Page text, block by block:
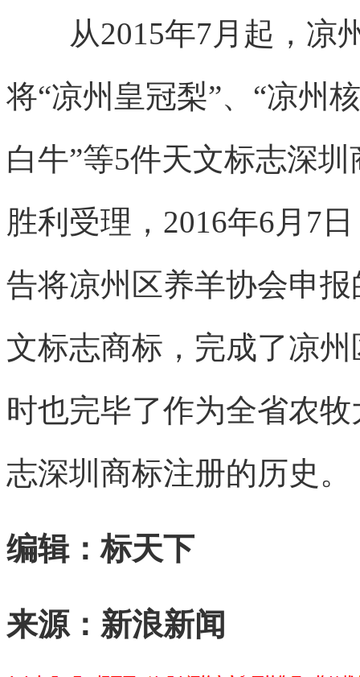
从2015年7月起，凉
将“凉州皇冠梨”、“凉州
白牛”等5件天文标志深
胜利受理，2016年6月7
告将凉州区养羊协会申
文标志商标，完成了凉
时也完毕了作为全省农
志深圳商标注册的历史。
编辑：标天下
来源：新浪新闻